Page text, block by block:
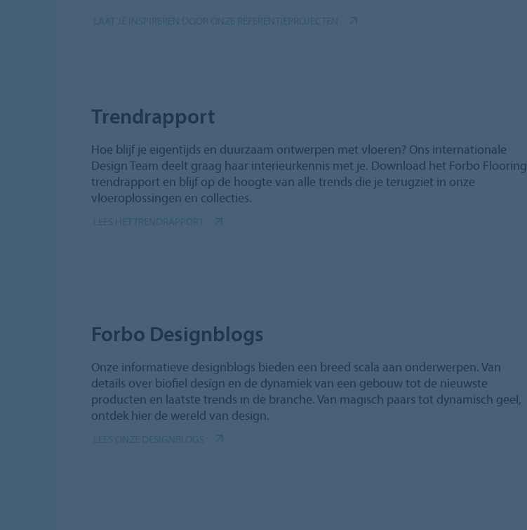
Trendrapport
Hoe blijf je eigentijds en duurzaam ontwerpen met vloeren? Ons internationale
Design Team deelt graag haar interieurkennis met je. Download het Forbo Flooring
trendrapport en blijf op de hoogte van alle trends die je terugziet in onze
vloeroplossingen en collecties.
Forbo Designblogs
Onze informatieve designblogs bieden een breed scala aan onderwerpen. Van
details over biofiel design en de dynamiek van een gebouw tot de nieuwste
producten en laatste trends in de branche. Van magisch paars tot dynamisch geel,
ontdek hier de wereld van design.